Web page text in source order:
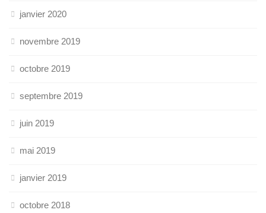
janvier 2020
novembre 2019
octobre 2019
septembre 2019
juin 2019
mai 2019
janvier 2019
octobre 2018